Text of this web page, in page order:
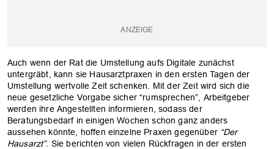
Auch wenn der Rat die Umstellung aufs Digitale zunächst
untergräbt, kann sie Hausarztpraxen in den ersten Tagen der
Umstellung wertvolle Zeit schenken. Mit der Zeit wird sich die
neue gesetzliche Vorgabe sicher “rumsprechen”, Arbeitgeber
werden ihre Angestellten informieren, sodass der
Beratungsbedarf in einigen Wochen schon ganz anders
aussehen könnte, hoffen einzelne Praxen gegenüber “Der
Hausarzt”. Sie berichten von vielen Rückfragen in der ersten